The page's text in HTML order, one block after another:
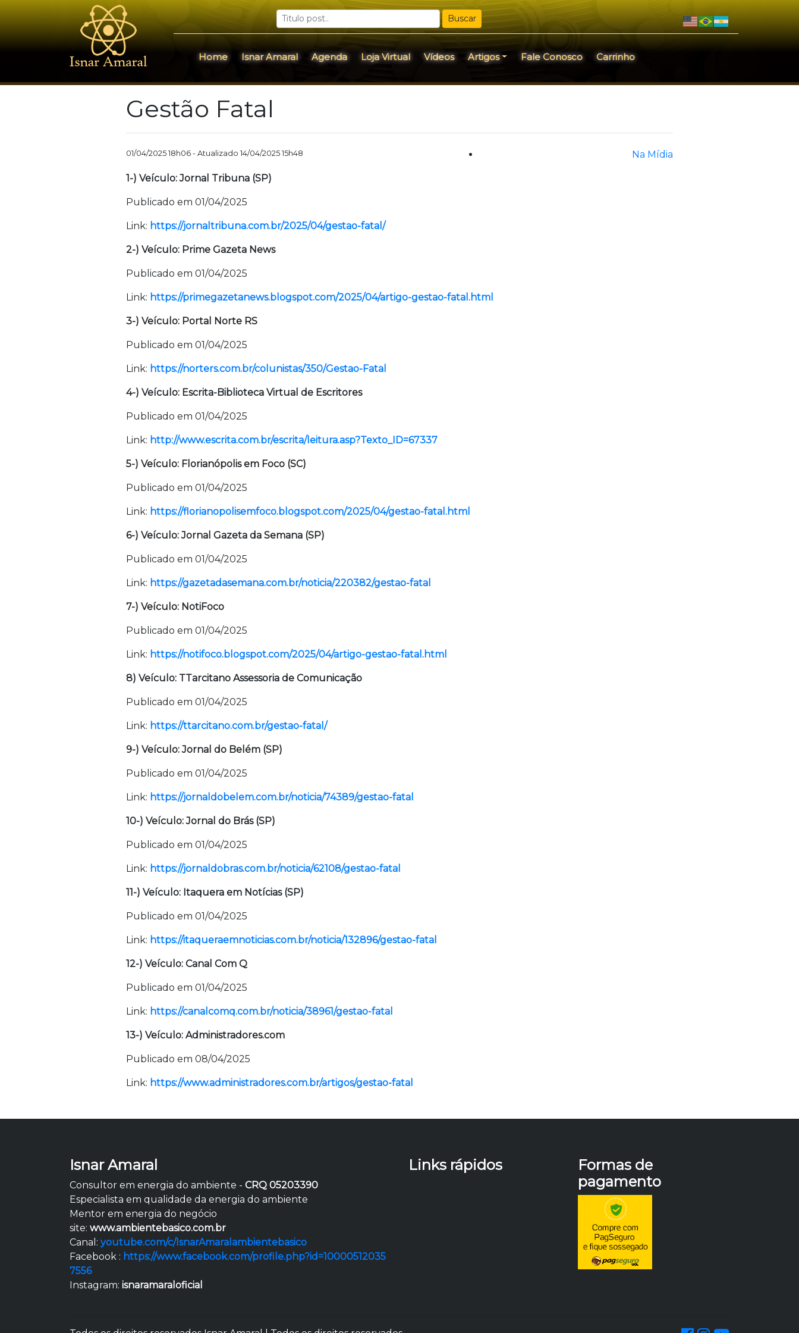
Buscar
Home Isnar Amaral Agenda Loja Virtual Vídeos Artigos Fale Conosco Carrinho
Gestão Fatal
01/04/2025 18h06 - Atualizado 14/04/2025 15h48 Na Mídia
1-) Veículo: Jornal Tribuna (SP)
Publicado em 01/04/2025
Link: https://jornaltribuna.com.br/2025/04/gestao-fatal/
2-) Veículo: Prime Gazeta News
Publicado em 01/04/2025
Link: https://primegazetanews.blogspot.com/2025/04/artigo-gestao-fatal.html
3-) Veículo: Portal Norte RS
Publicado em 01/04/2025
Link: https://norters.com.br/colunistas/350/Gestao-Fatal
4-) Veículo: Escrita-Biblioteca Virtual de Escritores
Publicado em 01/04/2025
Link: http://www.escrita.com.br/escrita/leitura.asp?Texto_ID=67337
5-) Veículo: Florianópolis em Foco (SC)
Publicado em 01/04/2025
Link: https://florianopolisemfoco.blogspot.com/2025/04/gestao-fatal.html
6-) Veículo: Jornal Gazeta da Semana (SP)
Publicado em 01/04/2025
Link: https://gazetadasemana.com.br/noticia/220382/gestao-fatal
7-) Veículo: NotiFoco
Publicado em 01/04/2025
Link: https://notifoco.blogspot.com/2025/04/artigo-gestao-fatal.html
8) Veículo: TTarcitano Assessoria de Comunicação
Publicado em 01/04/2025
Link: https://ttarcitano.com.br/gestao-fatal/
9-) Veículo: Jornal do Belém (SP)
Publicado em 01/04/2025
Link: https://jornaldobelem.com.br/noticia/74389/gestao-fatal
10-) Veículo: Jornal do Brás (SP)
Publicado em 01/04/2025
Link: https://jornaldobras.com.br/noticia/62108/gestao-fatal
11-) Veículo: Itaquera em Notícias (SP)
Publicado em 01/04/2025
Link: https://itaqueraemnoticias.com.br/noticia/132896/gestao-fatal
12-) Veículo: Canal Com Q
Publicado em 01/04/2025
Link: https://canalcomq.com.br/noticia/38961/gestao-fatal
13-) Veículo: Administradores.com
Publicado em 08/04/2025
Link: https://www.administradores.com.br/artigos/gestao-fatal
Isnar Amaral
Consultor em energia do ambiente - CRQ 05203390
Especialista em qualidade da energia do ambiente
Mentor em energia do negócio
site: www.ambientebasico.com.br
Canal: youtube.com/c/IsnarAmaralambientebasico
Facebook : https://www.facebook.com/profile.php?id=10000512035
7556
Instagram: isnaramaraloficial
Links rápidos
Formas de
pagamento